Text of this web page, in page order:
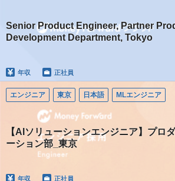
Senior Product Engineer, Partner
Development Department, Tokyo
年収 正社員
エンジニア 東京 日本語 MLエンジニア
【AIソリューションエンジニア】プロ
ーション部_東京
年収 正社員